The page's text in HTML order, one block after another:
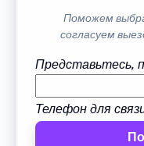
Поможем
согласуем
Представьтесь,
Телефон для